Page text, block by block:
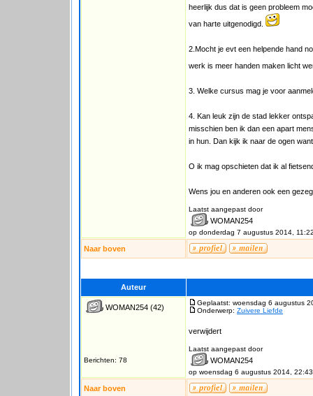
heerlijk dus dat is geen probleem
van harte uitgenodigd.
2.Mocht je evt een helpende hand
werk is meer handen maken licht
3. Welke cursus mag je voor
4. Kan leuk zijn de stad lekker
misschien ben ik dan een apart
in hun. Dan kijk ik naar de ogen
O ik mag opschieten dat ik al
Wens jou en anderen ook een
Laatst aangepast door
WOMAN254
op donderdag 7 augustus 2014,
Naar boven
Auteur
WOMAN254 (42)
Berichten: 78
Geplaatst: woensdag 6 augustus
Onderwerp: Zuivere Liefde
verwijdert
Laatst aangepast door
WOMAN254
op woensdag 6 augustus 2014, 22:43
Naar boven